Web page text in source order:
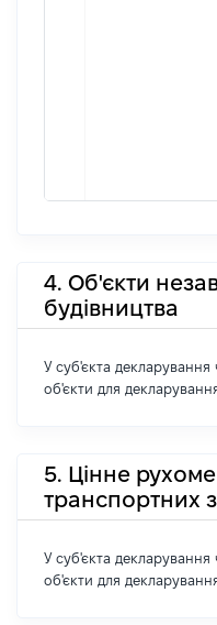
4. Об'єкти
будівництва
У суб'єкта декларування
об'єкти для
5. Цінне
транспортних
У суб'єкта декларування
об'єкти для